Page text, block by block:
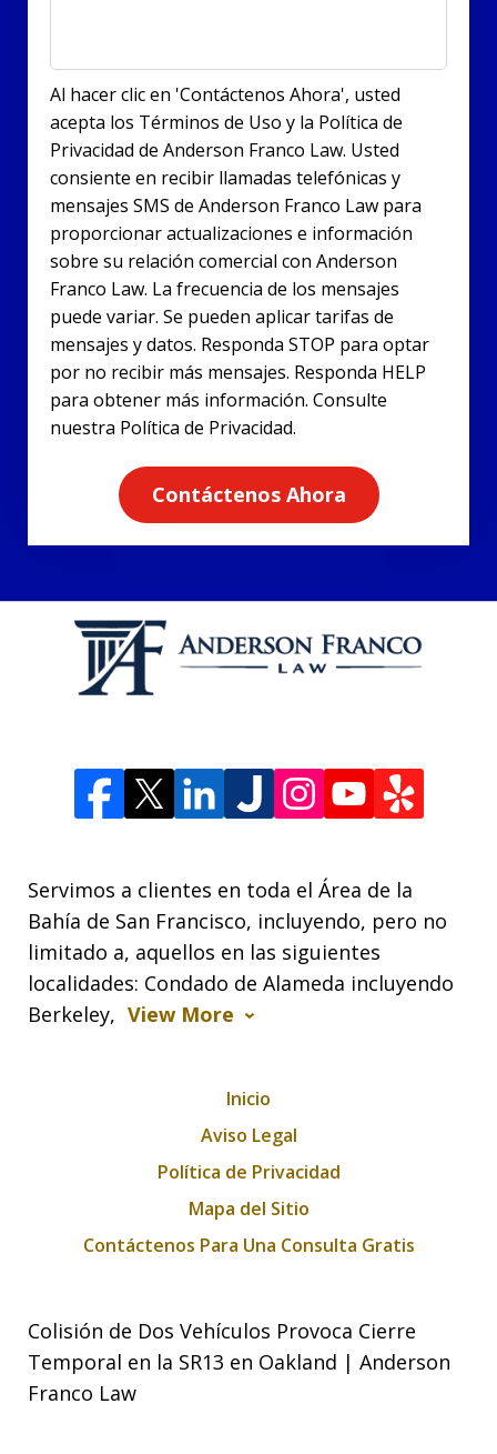
Al hacer clic en 'Contáctenos Ahora', usted
acepta los Términos de Uso y la Política de
Privacidad de Anderson Franco Law. Usted
consiente en recibir llamadas telefónicas y
mensajes SMS de Anderson Franco Law para
proporcionar actualizaciones e información
sobre su relación comercial con Anderson
Franco Law. La frecuencia de los mensajes
puede variar. Se pueden aplicar tarifas de
mensajes y datos. Responda STOP para optar
por no recibir más mensajes. Responda HELP
para obtener más información. Consulte
nuestra Política de Privacidad.
Contáctenos Ahora
Servimos a clientes en toda el Área de la
Bahía de San Francisco, incluyendo, pero no
limitado a, aquellos en las siguientes
localidades: Condado de Alameda incluyendo
Berkeley, View More
Inicio
Aviso Legal
Política de Privacidad
Mapa del Sitio
Contáctenos Para Una Consulta Gratis
Colisión de Dos Vehículos Provoca Cierre
Temporal en la SR13 en Oakland | Anderson
Franco Law